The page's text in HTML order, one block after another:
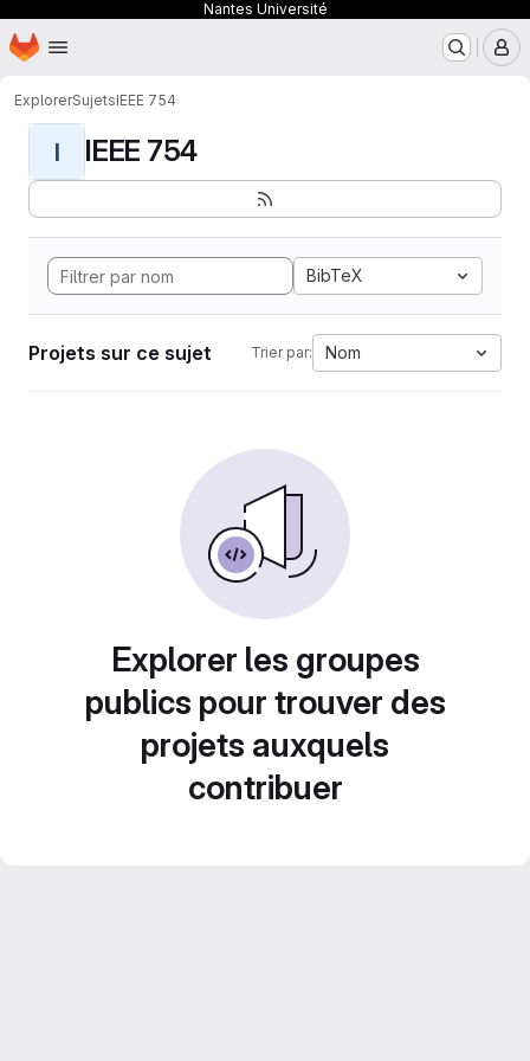
Nantes Université
Passer au contenu principal
Page d'accueil
ExplorerSujetsIEEE 754
I IEEE 754
BibTeX
Projets sur ce sujet Trier par: Nom
Explorer les groupes
publics pour trouver des
projets auxquels
contribuer